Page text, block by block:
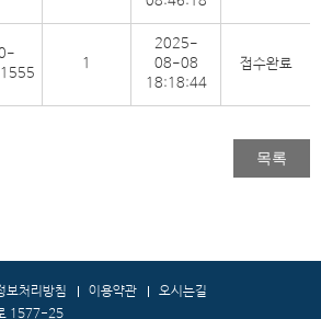
1
2025-
08-08
18:18:44
접수완료
목록
보처리방침 이용약관
오시는길
1577-25